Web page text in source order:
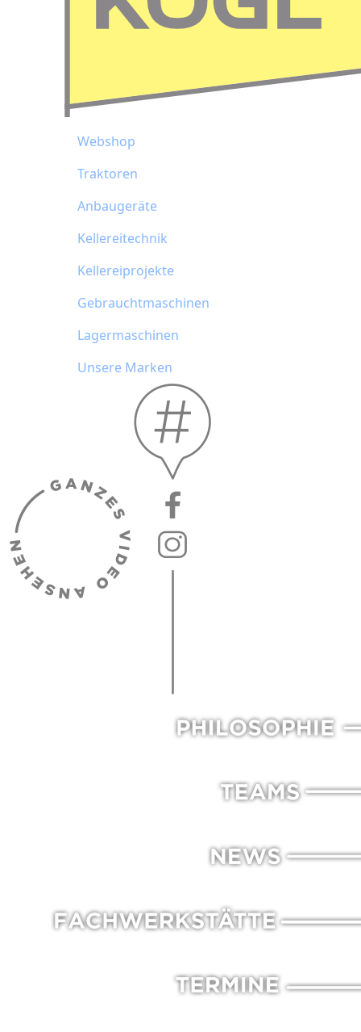
Webshop
Traktoren
Anbaugeräte
Kellereitechnik
Kellereiprojekte
Gebrauchtmaschinen
Lagermaschinen
Unsere Marken